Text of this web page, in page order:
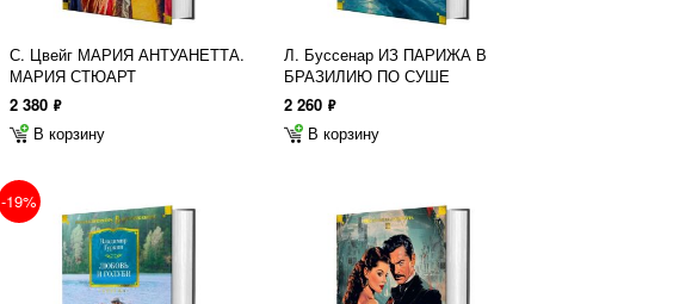
С. Цвейг МАРИЯ АНТУАНЕТТА.
МАРИЯ СТЮАРТ
2 380 ф
В корзину
Л. Буссенар ИЗ ПАРИЖА В
БРАЗИЛИЮ ПО СУШЕ
2 260 ф
В корзину
-19%